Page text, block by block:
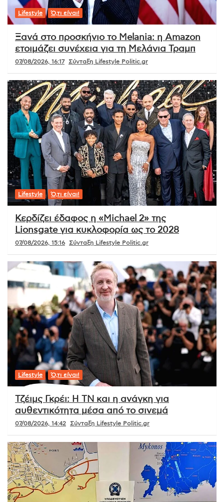
Lifestyle Ό,τι είναι!
Ξανά στο προσκήνιο το Melania: η Amazon
ετοιμάζει συνέχεια για τη Μελάνια Τραμπ
07/08/2026, 16:17 Σύνταξη Lifestyle Politic.gr
Lifestyle Ό,τι είναι!
Κερδίζει έδαφος η «Michael 2» της
Lionsgate για κυκλοφορία ως το 2028
07/08/2026, 15:16 Σύνταξη Lifestyle Politic.gr
Lifestyle Ό,τι είναι!
Τζέιμς Γκρέι: Η ΤΝ και η ανάγκη για
αυθεντικότητα μέσα από το σινεμά
07/08/2026, 14:42 Σύνταξη Lifestyle Politic.gr